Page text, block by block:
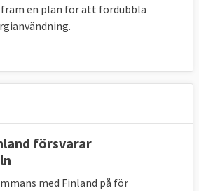
en plan för att fördubbla
försvarar
med Finland på för